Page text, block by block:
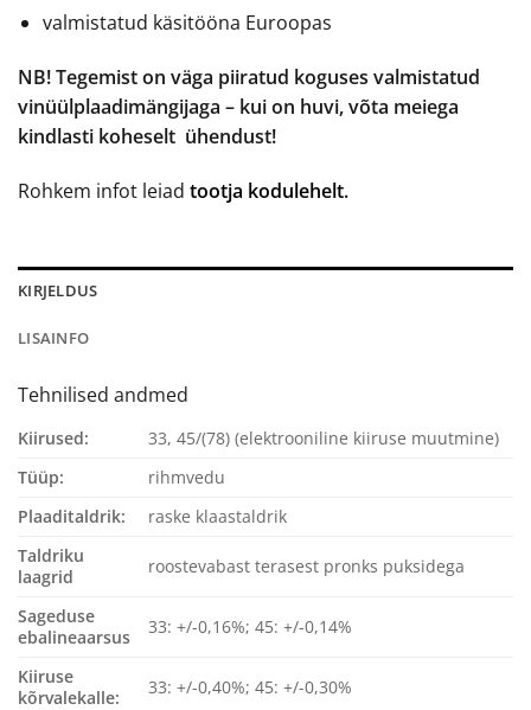
valmistatud käsitööna Euroopas
NB! Tegemist on väga piiratud koguses valmistatud
vinüülplaadimängijaga – kui on huvi, võta meiega
kindlasti koheselt ühendust!
Rohkem infot leiad tootja kodulehelt.
KIRJELDUS
LISAINFO
Tehnilised andmed
Kiirused:
33, 45/(78) (elektrooniline kiiruse muutmine)
Tüüp:
rihmvedu
Plaaditaldrik:
raske klaastaldrik
Taldriku
laagrid
roostevabast terasest pronks puksidega
Sageduse
ebalineaarsus
33: +/-0,16%; 45: +/-0,14%
Kiiruse
kõrvalekalle:
33: +/-0,40%; 45: +/-0,30%